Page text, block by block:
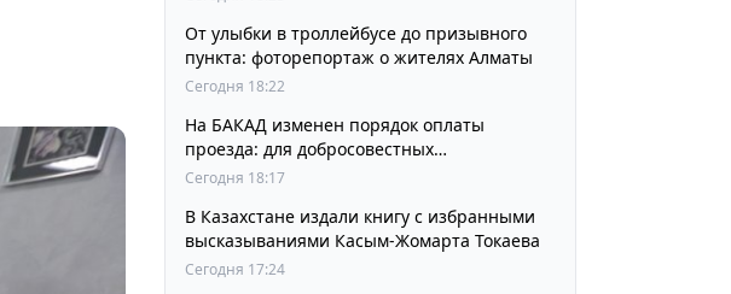
От улыбки в троллейбусе до призывного
пункта: фоторепортаж о жителях Алматы
Сегодня 18:22
На БАКАД изменен порядок оплаты
проезда: для добросовестных
пользователей стоимость остается
Сегодня 18:17
В Казахстане издали книгу с избранными
высказываниями Касым-Жомарта Токаева
Сегодня 17:24